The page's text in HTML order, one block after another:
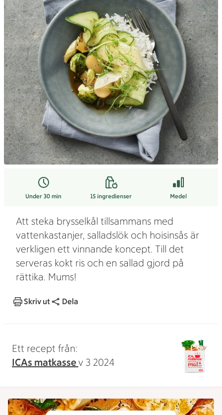
Under 30 min 15 ingredienser Medel
Att steka brysselkål tillsammans med
vattenkastanjer, salladslök och hoisinsås är
verkligen ett vinnande koncept. Till det
serveras kokt ris och en sallad gjord på
rättika. Mums!
Skriv ut Dela
Ett recept från:
ICAs matkassev 3 2024